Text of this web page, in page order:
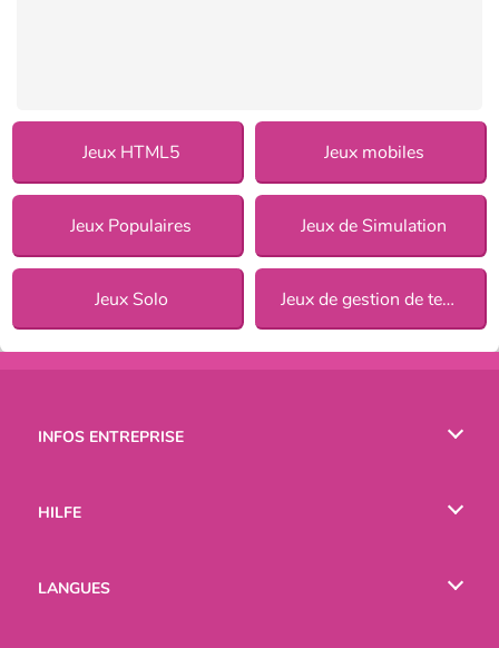
Jeux HTML5 Jeux mobiles
Jeux Populaires Jeux de Simulation
Jeux Solo Jeux de gestion de temps
INFOS ENTREPRISE
HILFE
LANGUES